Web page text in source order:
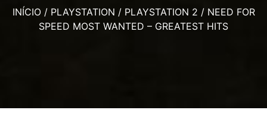
INÍCIO/ PLAYSTATION / PLAYSTATION 2 / NEED FOR
SPEED MOST WANTED – GREATEST HITS